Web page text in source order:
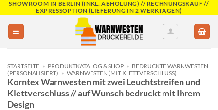
Skip
to
content
SHOWROOM IN BERLIN (INKL. ABHOLUNG) // RECHNUNGSKAUF //
EXPRESSOPTION (LIEFERUNG IN 2 WERKTAGEN)
STARTSEITE » PRODUKTKATALOG & SHOP » BEDRUCKTE WARNWESTEN
(PERSONALISIERT) » WARNWESTEN (MIT KLETTVERSCHLUSS)
Korntex Warnwesten mit zwei Leuchtstreifen und
Klettverschluss // auf Wunsch bedruckt mit Ihrem
Design